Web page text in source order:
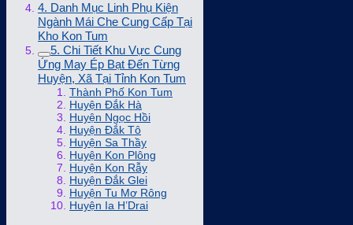
4. Danh Mục Linh Phụ Kiện
Ngành Mái Che Cung Cấp Tại
Kho Kon Tum
5. Chi Tiết Khu Vực Cung
Ứng May Ép Bạt Đến Từng
Huyện, Xã Tại Tỉnh Kon Tum
Thành Phố Kon Tum
Huyện Đắk Hà
Huyện Ngọc Hồi
Huyện Đắk Tô
Huyện Sa Thầy
Huyện Kon Plông
Huyện Kon Rẫy
Huyện Đắk Glei
Huyện Tu Mơ Rông
Huyện Ia H’Drai